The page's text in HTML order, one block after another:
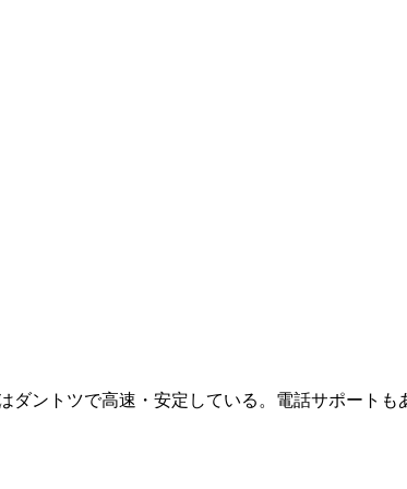
ントツで高速・安定している。電話サポートも